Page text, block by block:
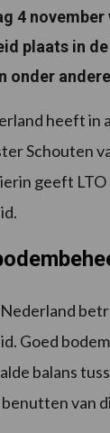
4
plaats in
onder
heeft in
Schouten
geeft
Goed
balans
van